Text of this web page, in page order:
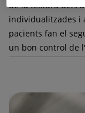
de la textura dels
individualitzades i
pacients fan el
un bon control de